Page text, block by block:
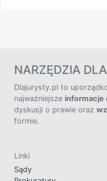
NARZĘDZIA
Dlajurysty.pl to
najważniejsze informacje
dyskusji o prawie oraz
formie.
Linki
Sądy